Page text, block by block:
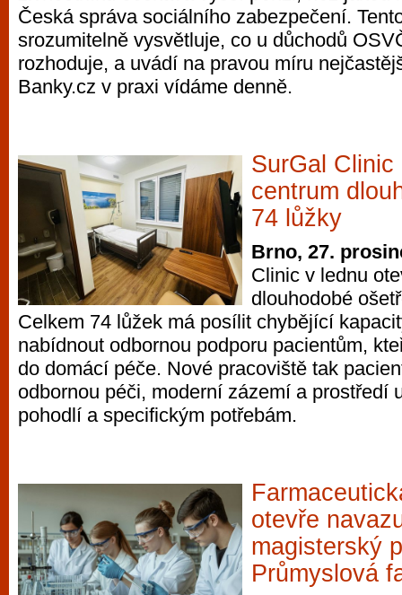
Česká správa sociálního zabezpečení.
srozumitelně vysvětluje, co u důchodů
rozhoduje, a uvádí na pravou míru
Banky.cz v praxi vídáme denně.
SurGal
centrum
74 lůžky
Brno, 27.
Clinic v lednu
dlouhodobé
Celkem 74 lůžek má posílit chybějící
nabídnout odbornou podporu pacientům,
do domácí péče. Nové pracoviště tak
odbornou péči, moderní zázemí a prostředí
pohodlí a specifickým potřebám.
otevře
magisterský
Průmyslová
vyzkoušet různé kasinové hry. V
metropoli naleznete širokou nabídku her
po moderní automaty jak pro pravidelné
příležitostné hráče. V...